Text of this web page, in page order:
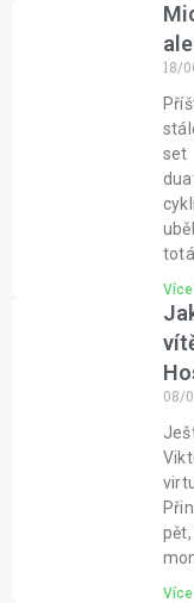
18/
Více
08/
Více